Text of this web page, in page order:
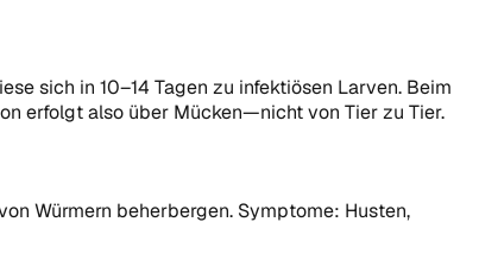
sich in 10–14 Tagen zu infektiösen Larven. Beim
erfolgt also über Mücken—nicht von Tier zu Tier.
Würmern beherbergen. Symptome: Husten,